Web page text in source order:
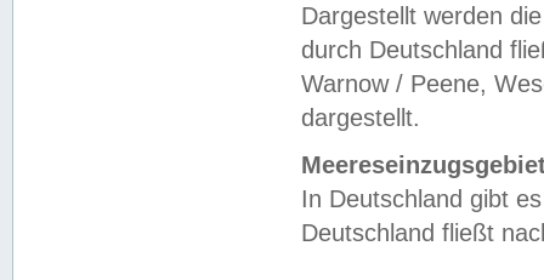
Dargestellt werden
durch Deutschland
Warnow / Peene,
dargestellt.
In Deutschland gibt
Deutschland fließt